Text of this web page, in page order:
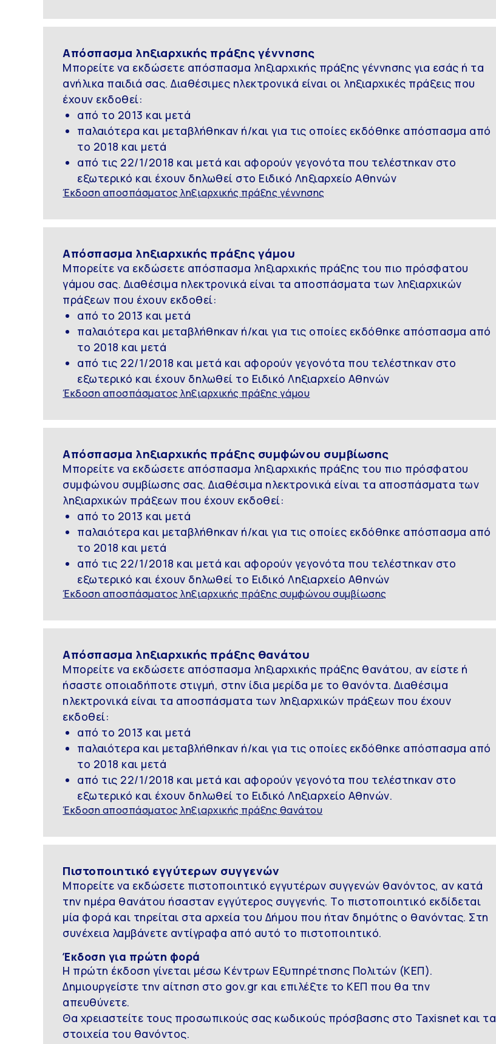
Απόσπασμα ληξιαρχικής πράξης γέννησης
Μπορείτε να εκδώσετε απόσπασμα ληξιαρχικής πράξης γέννησης για εσάς ή τα
ανήλικα παιδιά σας. Διαθέσιμες ηλεκτρονικά είναι οι ληξιαρχικές πράξεις που
έχουν εκδοθεί:
από το 2013 και μετά
παλαιότερα και μεταβλήθηκαν ή/και για τις οποίες εκδόθηκε απόσπασμα από
το 2018 και μετά
από τις 22/1/2018 και μετά και αφορούν γεγονότα που τελέστηκαν στο
εξωτερικό και έχουν δηλωθεί στο Ειδικό Ληξιαρχείο Αθηνών
Έκδοση αποσπάσματος ληξιαρχικής πράξης γέννησης
Απόσπασμα ληξιαρχικής πράξης γάμου
Μπορείτε να εκδώσετε απόσπασμα ληξιαρχικής πράξης του πιο πρόσφατου
γάμου σας. Διαθέσιμα ηλεκτρονικά είναι τα αποσπάσματα των ληξιαρχικών
πράξεων που έχουν εκδοθεί:
από το 2013 και μετά
παλαιότερα και μεταβλήθηκαν ή/και για τις οποίες εκδόθηκε απόσπασμα από
το 2018 και μετά
από τις 22/1/2018 και μετά και αφορούν γεγονότα που τελέστηκαν στο
εξωτερικό και έχουν δηλωθεί το Ειδικό Ληξιαρχείο Αθηνών
Έκδοση αποσπάσματος ληξιαρχικής πράξης γάμου
Απόσπασμα ληξιαρχικής πράξης συμφώνου συμβίωσης
Μπορείτε να εκδώσετε απόσπασμα ληξιαρχικής πράξης του πιο πρόσφατου
συμφώνου συμβίωσης σας. Διαθέσιμα ηλεκτρονικά είναι τα αποσπάσματα των
ληξιαρχικών πράξεων που έχουν εκδοθεί:
από το 2013 και μετά
παλαιότερα και μεταβλήθηκαν ή/και για τις οποίες εκδόθηκε απόσπασμα από
το 2018 και μετά
από τις 22/1/2018 και μετά και αφορούν γεγονότα που τελέστηκαν στο
εξωτερικό και έχουν δηλωθεί το Ειδικό Ληξιαρχείο Αθηνών
Έκδοση αποσπάσματος ληξιαρχικής πράξης συμφώνου συμβίωσης
Απόσπασμα ληξιαρχικής πράξης θανάτου
Μπορείτε να εκδώσετε απόσπασμα ληξιαρχικής πράξης θανάτου, αν είστε ή
ήσαστε οποιαδήποτε στιγμή, στην ίδια μερίδα με το θανόντα. Διαθέσιμα
ηλεκτρονικά είναι τα αποσπάσματα των ληξιαρχικών πράξεων που έχουν
εκδοθεί:
από το 2013 και μετά
παλαιότερα και μεταβλήθηκαν ή/και για τις οποίες εκδόθηκε απόσπασμα από
το 2018 και μετά
από τις 22/1/2018 και μετά και αφορούν γεγονότα που τελέστηκαν στο
εξωτερικό και έχουν δηλωθεί το Ειδικό Ληξιαρχείο Αθηνών.
Έκδοση αποσπάσματος ληξιαρχικής πράξης θανάτου
Πιστοποιητικό εγγύτερων συγγενών
Μπορείτε να εκδώσετε πιστοποιητικό εγγυτέρων συγγενών θανόντος, αν κατά
την ημέρα θανάτου ήσασταν εγγύτερος συγγενής. Το πιστοποιητικό εκδίδεται
μία φορά και τηρείται στα αρχεία του Δήμου που ήταν δημότης ο θανόντας. Στη
συνέχεια λαμβάνετε αντίγραφα από αυτό το πιστοποιητικό.
Έκδοση για πρώτη φορά
Η πρώτη έκδοση γίνεται μέσω Κέντρων Εξυπηρέτησης Πολιτών (ΚΕΠ).
Δημιουργείστε την αίτηση στο gov.gr και επιλέξτε το ΚΕΠ που θα την
απευθύνετε.
Θα χρειαστείτε τους προσωπικούς σας κωδικούς πρόσβασης στο Taxisnet και τα
στοιχεία του θανόντος.